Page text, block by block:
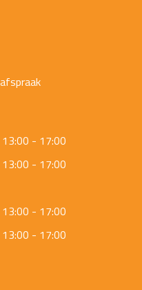
- 17:00
- 17:00
- 17:00
- 17:00